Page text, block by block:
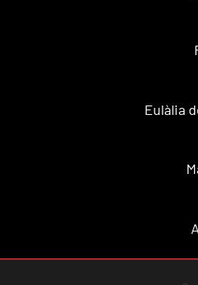
Eulàlia